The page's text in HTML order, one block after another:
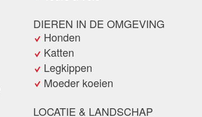
DIEREN IN DE OMGEVING
Honden
Katten
Legkippen
Moeder koeien
LOCATIE & LANDSCHAP